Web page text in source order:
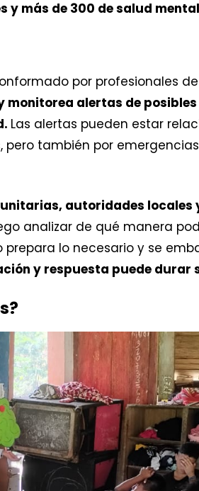
y más de 300 de salud
por profesionales
monitorea alertas de
Las alertas pueden estar
también por
autoridades locales
analizar de qué manera
lo necesario y se
y respuesta puede durar